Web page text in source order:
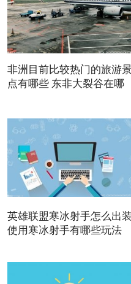
非洲目前比较热门的旅游
点有哪些 东非大裂谷在哪
英雄联盟寒冰射手怎么出装
使用寒冰射手有哪些玩法